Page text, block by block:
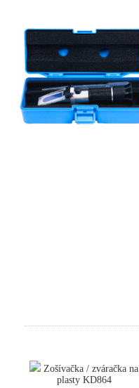
Zošívačka / zváračka na
plasty KD864